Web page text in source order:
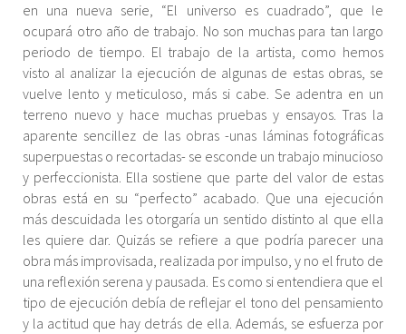
en una nueva serie, “El universo es cuadrado”, que le
ocupará otro año de trabajo. No son muchas para tan largo
periodo de tiempo. El trabajo de la artista, como hemos
visto al analizar la ejecución de algunas de estas obras, se
vuelve lento y meticuloso, más si cabe. Se adentra en un
terreno nuevo y hace muchas pruebas y ensayos. Tras la
aparente sencillez de las obras -unas láminas fotográficas
superpuestas o recortadas- se esconde un trabajo minucioso
y perfeccionista. Ella sostiene que parte del valor de estas
obras está en su “perfecto” acabado. Que una ejecución
más descuidada les otorgaría un sentido distinto al que ella
les quiere dar. Quizás se refiere a que podría parecer una
obra más improvisada, realizada por impulso, y no el fruto de
una reflexión serena y pausada. Es como si entendiera que el
tipo de ejecución debía de reflejar el tono del pensamiento
y la actitud que hay detrás de ella. Además, se esfuerza por